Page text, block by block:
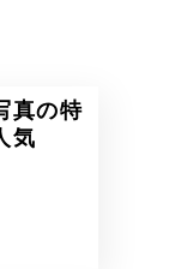
真の特
気